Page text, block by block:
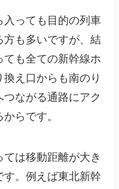
入っても目的の列車
方も多いですが、結
も全ての新幹線ホ
え口からも南のり
ながる通路にアク
らです。
は移動距離が大き
す。例えば東北新幹